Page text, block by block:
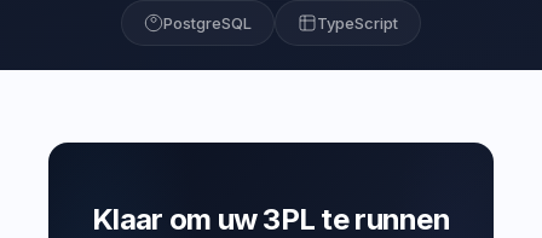
PostgreSQL TypeScript
Klaar om uw 3PL te runnen